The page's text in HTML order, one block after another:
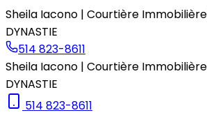
Sheila Iacono | Courtière Immobilière
DYNASTIE
514 823-8611
Sheila Iacono | Courtière Immobilière
DYNASTIE
514 823-8611